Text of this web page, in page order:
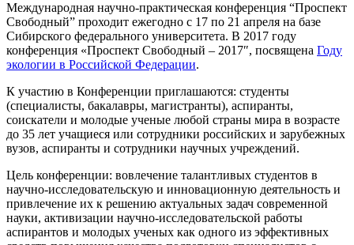
Международная научно-практическая конференция “Проспект
Свободный” проходит ежегодно с 17 по 21 апреля на базе
Сибирского федерального университета. В 2017 году
конференция «Проспект Свободный – 2017″, посвящена Году
экологии в Российской Федерации.
К участию в Конференции приглашаются: студенты
(специалисты, бакалавры, магистранты), аспиранты,
соискатели и молодые ученые любой страны мира в возрасте
до 35 лет учащиеся или сотрудники российских и зарубежных
вузов, аспиранты и сотрудники научных учреждений.
Цель конференции: вовлечение талантливых студентов в
научно-исследовательскую и инновационную деятельность и
привлечение их к решению актуальных задач современной
науки, активизации научно-исследовательской работы
аспирантов и молодых ученых как одного из эффективных